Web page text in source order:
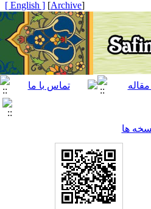
[
Archive
]
[ English ]
ها